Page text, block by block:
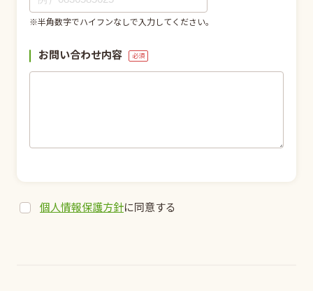
※半角数字でハイフンなしで入力してください。
お問い合わせ内容 必須
個人情報保護方針に同意する